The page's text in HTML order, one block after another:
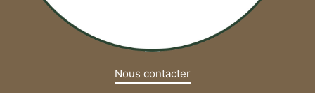
Nous contacter